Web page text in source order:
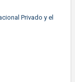
Privado y el